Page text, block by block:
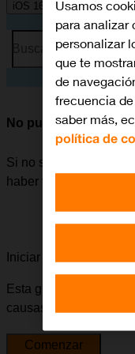
iOS 16.0
Busca por problema
No puedo enviar ni
Si no se puede enviar
haber varias causas
Iniciar la guía para
Esta guía te va a
causas y soluciones al
Comenzar
Usamos
para analizar
personalizar
que te
de
frecuencia
saber más,
política de